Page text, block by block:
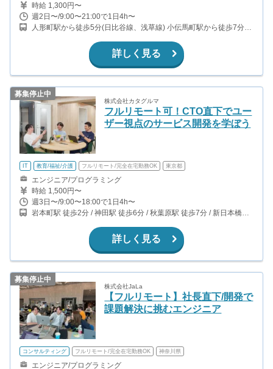
時給 1,300円〜
週2日〜/9:00〜21:00で1日4h〜
人形町駅から徒歩5分(日比谷線、浅草線) 小伝馬町駅から徒歩7分
詳しく見る
募集停止中
株式会社カタグルマ
フルリモート可！CTO直下でユー
ザー視点のサービス開発を学ぼう
IT 教育/福祉/介護 フルリモート/完全在宅勤務OK 東京都
エンジニア/プログラミング
時給 1,500円〜
週3日〜/9:00〜18:00で1日4h〜
岩本町駅 徒歩2分 / 神田駅 徒歩6分 / 秋葉原駅 徒歩7分 / 新日本橋駅
詳しく見る
募集停止中
株式会社JaLa
【フルリモート】社長直下/開発で
課題解決に挑むエンジニア
コンサルティング フルリモート/完全在宅勤務OK 神奈川県
エンジニア/プログラミング